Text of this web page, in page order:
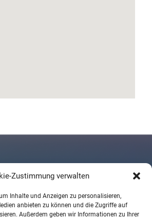
Zustimmung verwalten
Inhalte und Anzeigen zu personalisieren,
anbieten zu können und die Zugriffe auf
Außerdem geben wir Informationen zu Ihrer
Sie uns
Klever Vertriebs GmbH • Alter Teichweg 61,